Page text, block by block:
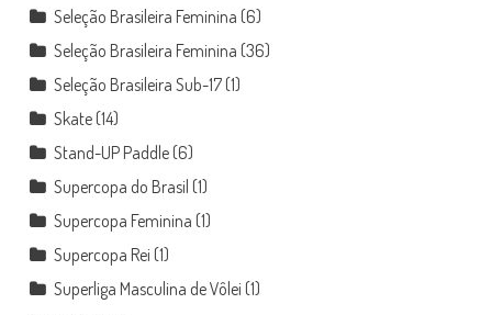
Seleção Brasileira Feminina (6)
Seleção Brasileira Feminina (36)
Seleção Brasileira Sub-17(1)
Skate(14)
Stand-UP Paddle(6)
Supercopa do Brasil (1)
Supercopa Feminina (1)
Supercopa Rei (1)
Superliga Masculina de Vôlei (1)